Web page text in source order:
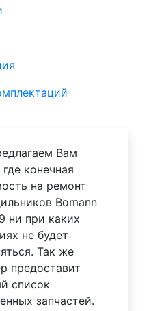
Вам
конечная
на ремонт
Bomann
ни при каких
не будет
Так же
предоставит
список
запчастей.